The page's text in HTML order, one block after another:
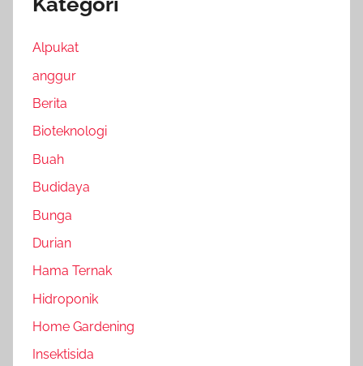
Alpukat
anggur
Berita
Bioteknologi
Buah
Budidaya
Bunga
Durian
Hama Ternak
Hidroponik
Home Gardening
Insektisida